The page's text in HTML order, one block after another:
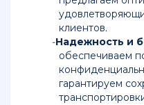
клиентов.
Надежность и
обеспечиваем
гарантируем